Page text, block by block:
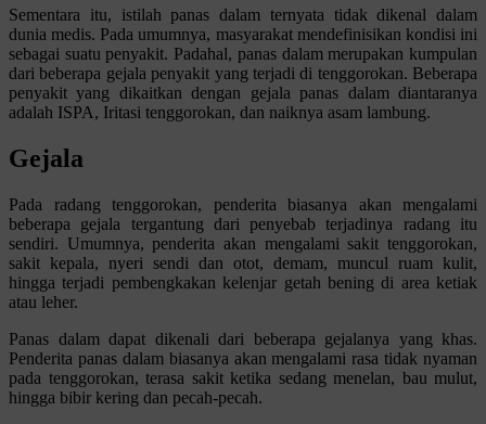
Sementara itu, istilah panas dalam ternyata tidak dikenal dalam
dunia medis. Pada umumnya, masyarakat mendefinisikan kondisi ini
sebagai suatu penyakit. Padahal, panas dalam merupakan kumpulan
dari beberapa gejala penyakit yang terjadi di tenggorokan. Beberapa
penyakit yang dikaitkan dengan gejala panas dalam diantaranya
adalah ISPA, Iritasi tenggorokan, dan naiknya asam lambung.
Gejala
Pada radang tenggorokan, penderita biasanya akan mengalami
beberapa gejala tergantung dari penyebab terjadinya radang itu
sendiri. Umumnya, penderita akan mengalami sakit tenggorokan,
sakit kepala, nyeri sendi dan otot, demam, muncul ruam kulit,
hingga terjadi pembengkakan kelenjar getah bening di area ketiak
atau leher.
Panas dalam dapat dikenali dari beberapa gejalanya yang khas.
Penderita panas dalam biasanya akan mengalami rasa tidak nyaman
pada tenggorokan, terasa sakit ketika sedang menelan, bau mulut,
hingga bibir kering dan pecah-pecah.